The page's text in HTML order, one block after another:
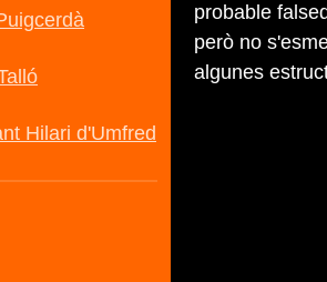
probable
però no
algunes